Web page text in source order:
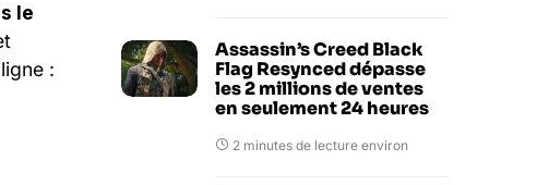
le
:
Assassin’s Creed Black
Flag Resynced dépasse
les 2 millions de ventes
en seulement 24 heures
2 minutes de lecture environ